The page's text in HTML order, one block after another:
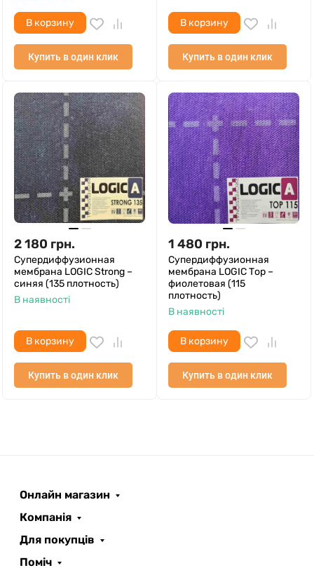
В корзину
Купить в один клик
В корзину
Купить в один клик
2 180 грн.
Супердиффузионная
мембрана LOGIC Strong –
синяя (135 плотность)
В наявності
В корзину
Купить в один клик
1 480 грн.
Супердиффузионная
мембрана LOGIC Тор –
фиолетовая (115
плотность)
В наявності
В корзину
Купить в один клик
Онлайн магазин
Компанія
Для покупців
Поміч
AI помічник